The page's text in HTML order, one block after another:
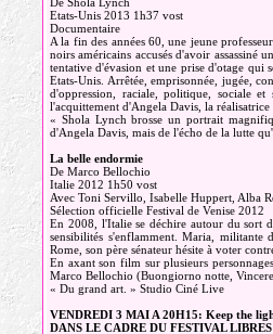
Etats-Unis 2013 1h37 vost
Documentaire
A la fin des années 60, une jeune
noirs américains accusés d'avoir assassiné
tentative d'évasion et une prise d'otage qui
Etats-Unis. Arrêtée, emprisonnée, jugée,
d'oppression, raciale, politique, sociale
l'acquittement d'Angela Davis, la
« Shola Lynch brosse un portrait
d'Angela Davis, mais de l'écho de la lutte
La belle endormie
De Marco Bellochio
Italie 2012 1h50 vost
Avec Toni Servillo, Isabelle Huppert, Alba
Sélection officielle Festival de Venise 2012
En 2008, l'Italie se déchire autour du sort
sensibilités s'enflamment. Maria,
Rome, son père sénateur hésite à voter
En axant son film sur plusieurs
Marco Bellochio (Buongiorno notte,
« Du grand art. » Studio Ciné Live
VENDREDI 3 MAI A 20H15: Keep the
DANS LE CADRE DU FESTIVAL